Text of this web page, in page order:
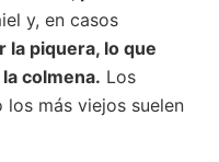
y, en casos
la piquera, lo que
colmena. Los
más viejos suelen